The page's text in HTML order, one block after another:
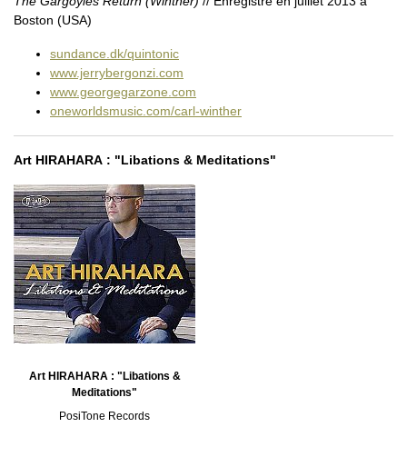
Boston (USA)
sundance.dk/quintonic
www.jerrybergonzi.com
www.georgegarzone.com
oneworldsmusic.com/carl-winther
Art HIRAHARA : "Libations & Meditations"
Art HIRAHARA : "Libations &
Meditations"
PosiTone Records